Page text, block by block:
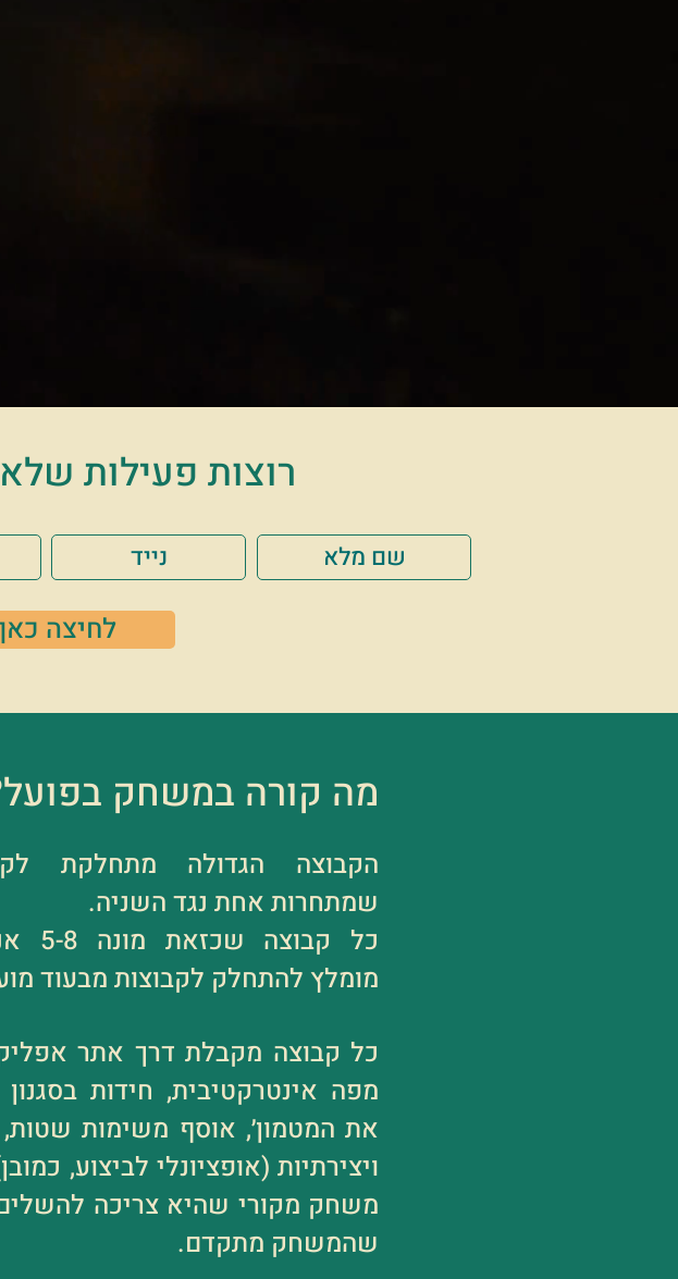
רוצות פעילות
לחיצה
מה קורה במשחק
הקבוצה הגדולה מתחלקת
שמתחרות אחת נגד השניה.
כל
מומלץ להתחלק לקבוצות מבעוד
כל קבוצה מקבלת דרך אתר
מפה אינטרקטיבית, חידות
את המטמון׳, אוסף משימות
ויצירתיות (אופציונלי לביצוע,
משחק מקורי שהיא צריכה
שהמשחק מתקדם.